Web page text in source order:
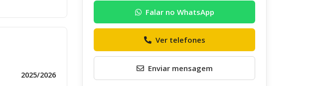
2025/2026
Falar no WhatsApp
Ver telefones
Enviar mensagem
Envie uma mensagem ao anunciante